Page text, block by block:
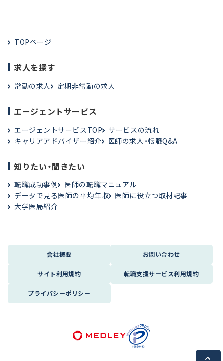
TOPページ
求人を探す
常勤の求人 定期非常勤の求人
エージェントサービス
エージェントサービスTOP
サービスの流れ
キャリアアドバイザー紹介
医師の求人・転職Q&A
知りたい・聞きたい
転職成功事例
医師の転職マニュアル
データで見る医師の平均年収
医師に役立つ取材記事
大学医局紹介
会社概要 お問い合わせ
サイト利用規約 転職支援サービス利用規約
プライバシーポリシー